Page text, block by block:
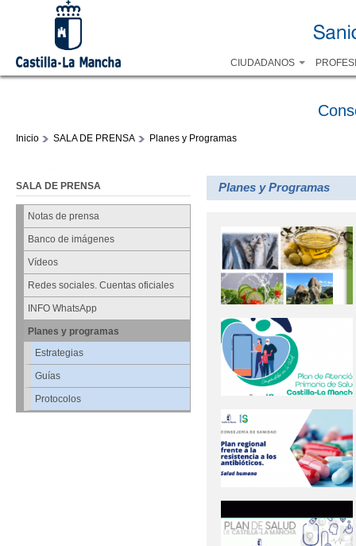
CIUDADANOS
Inicio SALA DE PRENSA Planes y Programas
SALA DE PRENSA
Notas de prensa
Banco de imágenes
Vídeos
Redes sociales. Cuentas oficiales
INFO WhatsApp
Planes y programas
Estrategias
Guías
Protocolos
Planes y Programas